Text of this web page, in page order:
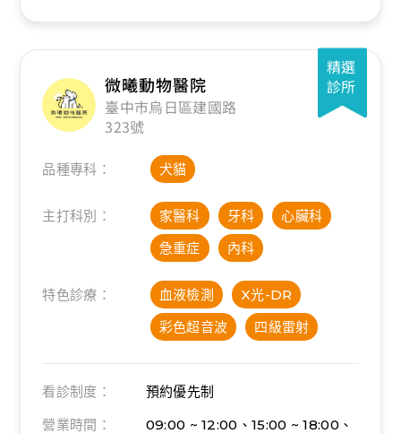
精選
診所
微曦動物醫院
臺中市烏日區建國路
323號
品種專科： 犬貓
主打科別： 家醫科 牙科
心臟科
急重症
內科
特色診療： 血液檢測
X光-DR
彩色超音波
四級雷射
看診制度：
預約優先制
營業時間：
09:00 ~ 12:00、15:00 ~ 18:00、